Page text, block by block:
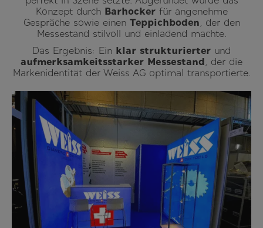
Konzept durch Barhockerfür angenehme
Gespräche sowie einen Teppichboden , der den
Messestand stilvoll und einladend machte.
Das Ergebnis: Ein klar strukturierter und
aufmerksamkeitsstarker Messestand , der die
Markenidentität der Weiss AG optimal transportierte.